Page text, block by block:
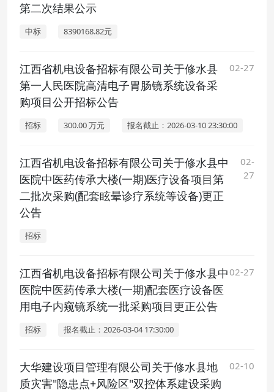
第二次结果公示
中标 8390168.82元
江西省机电设备招标有限公司关于修水县
第一人民医院高清电子胃肠镜系统设备采
购项目公开招标公告
02-27
招标 300.00 万元 报名截止：2026-03-10 23:30:00
江西省机电设备招标有限公司关于修水县中
医院中医药传承大楼(一期)医疗设备项目第
二批次采购(配套眩晕诊疗系统等设备)更正
公告
02-
27
招标
江西省机电设备招标有限公司关于修水县中
医院中医药传承大楼(一期)配套医疗设备医
用电子内窥镜系统一批采购项目更正公告
02-27
招标 报名截止：2026-03-04 17:30:00
大华建设项目管理有限公司关于修水县地
质灾害"隐患点+风险区"双控体系建设采购
02-10